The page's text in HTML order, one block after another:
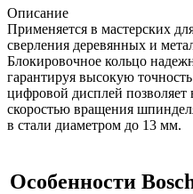
Описание
Применяется в мастерских
сверления деревянных и
Блокировочное кольцо
гарантируя высокую
цифровой дисплей позволяет
скоростью вращения
в стали диаметром до 13 мм.
Особенности